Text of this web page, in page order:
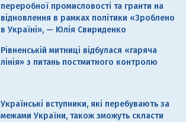
переробної промисловості та гранти на
відновлення в рамках політики «Зроблено
в Україні», — Юлія Свириденко
Рівненській митниці відбулася «гаряча
лінія» з питань постмитного контролю
Українські вступники, які перебувають за
межами України, також зможуть скласти